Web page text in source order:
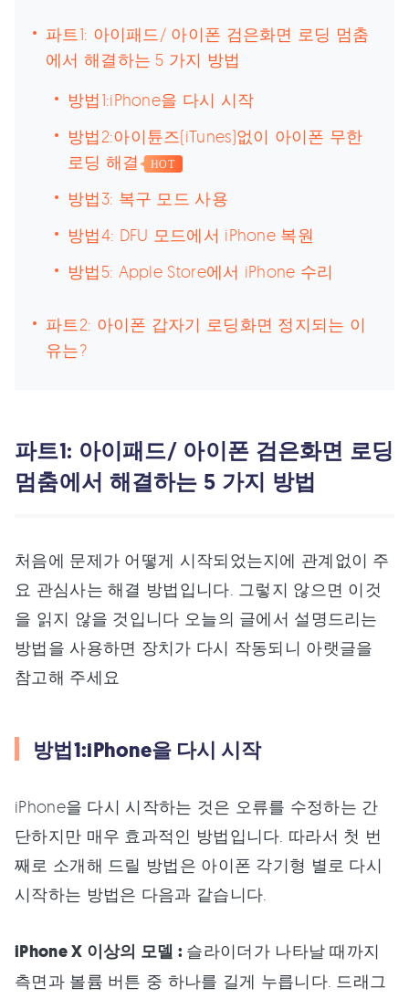
파트1: 아이패드/ 아이폰 검은화면 로딩 멈춤
에서 해결하는 5 가지 방법
방법1:iPhone을 다시 시작
방법2:아이튠즈(iTunes)없이 아이폰 무한
로딩 해결
HOT
방법3: 복구 모드 사용
방법4: DFU 모드에서 iPhone 복원
방법5: Apple Store에서 iPhone 수리
파트2: 아이폰 갑자기 로딩화면 정지되는 이
유는?
파트1: 아이패드/ 아이폰 검은화면 로딩
멈춤에서 해결하는 5 가지 방법
처음에 문제가 어떻게 시작되었는지에 관계없이 주
요 관심사는 해결 방법입니다. 그렇지 않으면 이것
을 읽지 않을 것입니다 오늘의 글에서 설명드리는
방법을 사용하면 장치가 다시 작동되니 아랫글을
참고해 주세요
방법1:iPhone을 다시 시작
iPhone을 다시 시작하는 것은 오류를 수정하는 간
단하지만 매우 효과적인 방법입니다. 따라서 첫 번
째로 소개해 드릴 방법은 아이폰 각기형 별로 다시
시작하는 방법은 다음과 같습니다.
iPhone X 이상의 모델 : 슬라이더가 나타날 때까지
측면과 볼륨 버튼 중 하나를 길게 누릅니다. 드래그